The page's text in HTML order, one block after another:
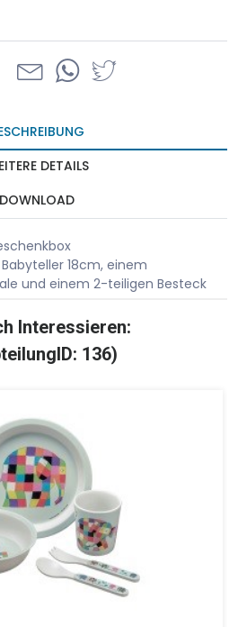
DETAILS
DOWNLOAD
18cm, einem
und einem 2-teiligen Besteck
Interessieren:
136)